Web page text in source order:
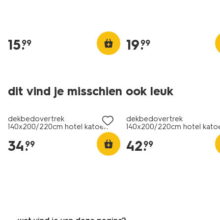
15.
99 19.
99
dit vind je misschien ook leuk
30% korting
met je HEMA pas
dekbedovertrek
140x200/220cm hotel katoen
34.
99
30% korting
met je HEMA pas
dekbedovertrek
140x200/220cm hotel
42.
99